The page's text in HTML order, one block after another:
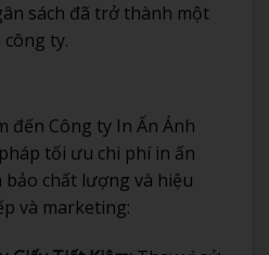
sách đã trở thành một
ty.
đến Công ty In Ấn Ánh
tối ưu chi phí in ấn
bảo chất lượng và hiệu
và marketing: